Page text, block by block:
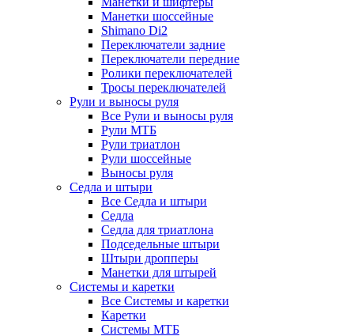
Манетки шоссейные
Shimano Di2
Переключатели задние
Переключатели передние
Ролики переключателей
Тросы переключателей
Рули и выносы руля
Все Рули и выносы руля
Рули МТБ
Рули триатлон
Рули шоссейные
Выносы руля
Седла и штыри
Все Седла и штыри
Седла
Седла для триатлона
Подседельные штыри
Штыри дропперы
Манетки для штырей
Системы и каретки
Все Системы и каретки
Каретки
Системы МТБ